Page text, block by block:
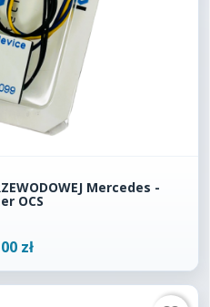
Mercedes -
OCS
zł